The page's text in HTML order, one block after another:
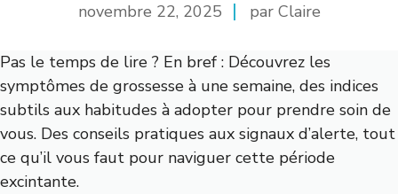
novembre 22, 2025 par Claire
Pas le temps de lire ? En bref : Découvrez les
symptômes de grossesse à une semaine, des indices
subtils aux habitudes à adopter pour prendre soin de
vous. Des conseils pratiques aux signaux d’alerte, tout
ce qu’il vous faut pour naviguer cette période
excintante.